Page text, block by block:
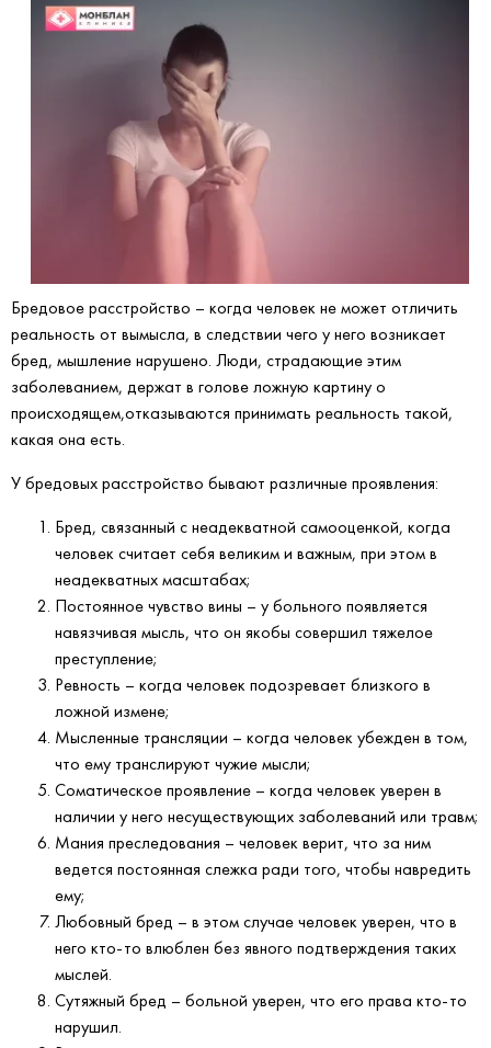
Бредовое расстройство – когда человек не может отличить
реальность от вымысла, в следствии чего у него возникает
бред, мышление нарушено. Люди, страдающие этим
заболеванием, держат в голове ложную картину о
происходящем,отказываются принимать реальность такой,
какая она есть.
У бредовых расстройство бывают различные проявления:
Бред, связанный с неадекватной самооценкой, когда
человек считает себя великим и важным, при этом в
неадекватных масштабах;
Постоянное чувство вины – у больного появляется
навязчивая мысль, что он якобы совершил тяжелое
преступление;
Ревность – когда человек подозревает близкого в
ложной измене;
Мысленные трансляции – когда человек убежден в том,
что ему транслируют чужие мысли;
Соматическое проявление – когда человек уверен в
наличии у него несуществующих заболеваний или травм;
Мания преследования – человек верит, что за ним
ведется постоянная слежка ради того, чтобы навредить
ему;
Любовный бред – в этом случае человек уверен, что в
него кто-то влюблен без явного подтверждения таких
мыслей.
Сутяжный бред – больной уверен, что его права кто-то
нарушил.